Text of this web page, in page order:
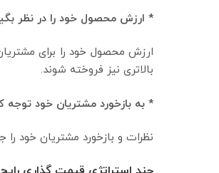
* ارزش محصول خود را در نظر
ارزش محصول خود را برای
بالاتری نیز فروخته شوند.
* به بازخورد مشتریان خود توجه
نظرات و بازخورد مشتریان خود